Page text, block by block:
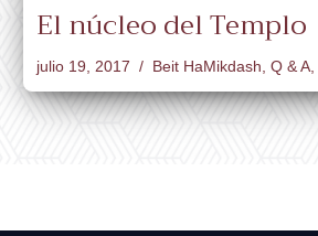
El núcleo del Templo
julio 19, 2017 Beit HaMikdash, Q & A,